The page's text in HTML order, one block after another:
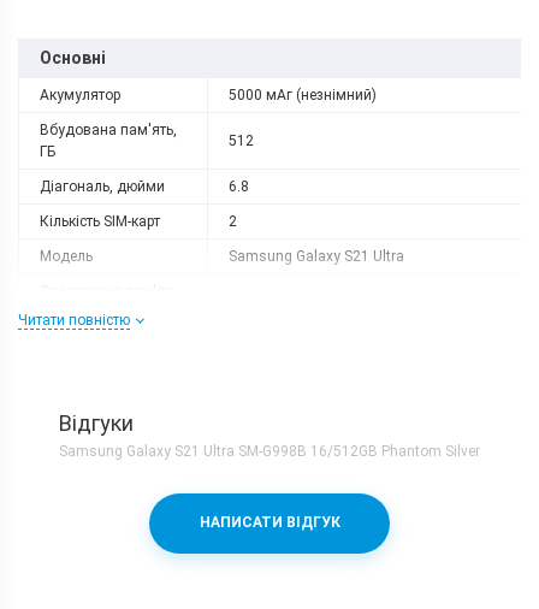
Основні
Акумулятор 5000 мАг (незнімний)
Вбудована пам'ять,
ГБ
512
Діагональ, дюйми 6.8
Кількість SIM-карт 2
Модель Samsung Galaxy S21 Ultra
ГБ
Тип матриці
Процесор
8
Samsung Exynos 2100 + Mali-G78 MP14
Читати повністю
Відгуки
Samsung Galaxy S21 Ultra SM-G998B 16/512GB Phantom Silver
НАПИСАТИ ВІДГУК